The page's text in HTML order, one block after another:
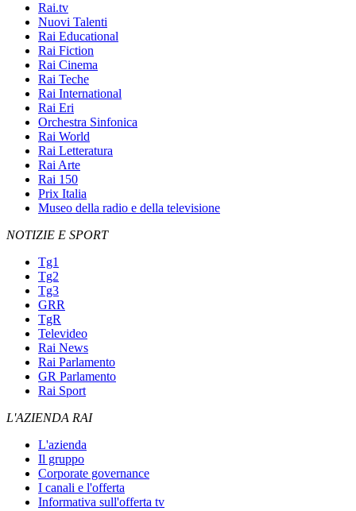
Rai.tv
Nuovi Talenti
Rai Educational
Rai Fiction
Rai Cinema
Rai Teche
Rai International
Rai Eri
Orchestra Sinfonica
Rai World
Rai Letteratura
Rai Arte
Rai 150
Prix Italia
Museo della radio e della televisione
NOTIZIE E SPORT
Tg1
Tg2
Tg3
GRR
TgR
Televideo
Rai News
Rai Parlamento
GR Parlamento
Rai Sport
L'AZIENDA RAI
L'azienda
Il gruppo
Corporate governance
I canali e l'offerta
Informativa sull'offerta tv